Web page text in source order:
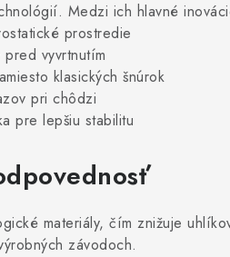
Medzi ich hlavné
prostredie
vyvrtnutím
klasických šnúrok
pri chôdzi
pre lepšiu stabilitu
materiály, čím znižuje
závodoch.